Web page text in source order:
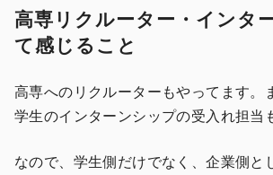
高専リクルーター・インタ
て感じること
高専へのリクルーターもやってます。
学生のインターンシップの受入れ担当
なので、学生側だけでなく、企業側と